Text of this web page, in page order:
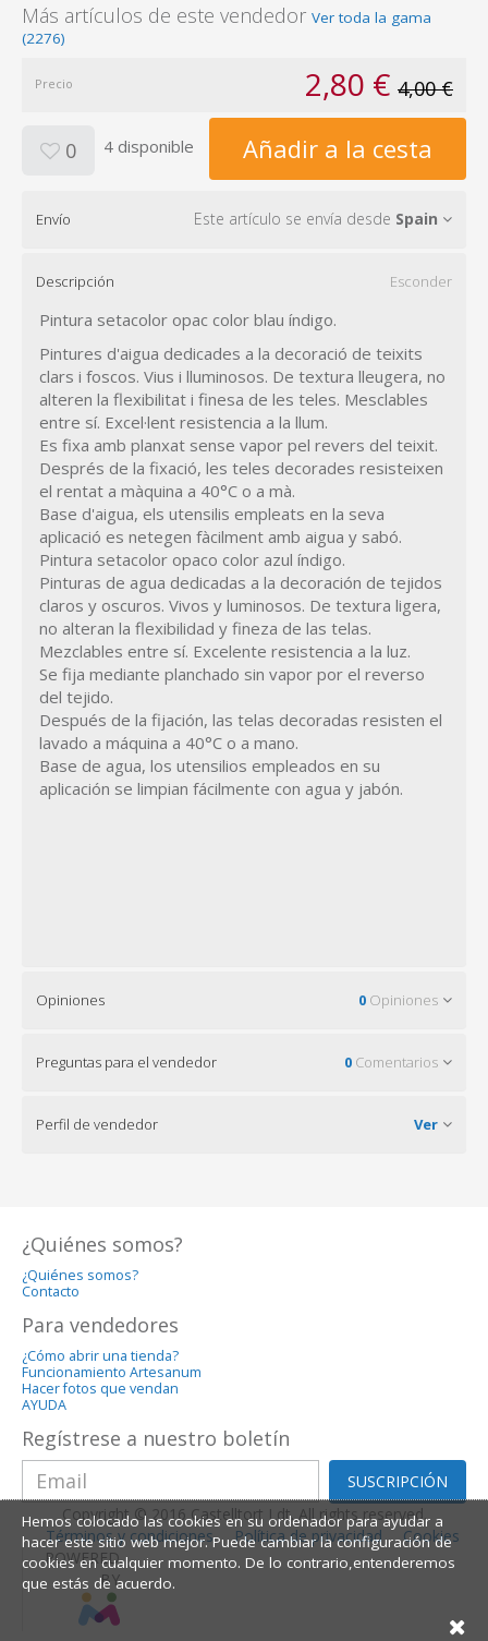
Más artículos de este vendedor Ver toda la gama
(2276)
Precio 2,80 € 4,00 €
0 4 disponible Añadir a la cesta
Envío Este artículo se envía desde Spain
Descripción Esconder
Pintura setacolor opac color blau índigo.
Pintures d'aigua dedicades a la decoració de teixits
clars i foscos. Vius i lluminosos. De textura lleugera, no
alteren la flexibilitat i finesa de les teles. Mesclables
entre sí. Excel·lent resistencia a la llum.
Es fixa amb planxat sense vapor pel revers del teixit.
Després de la fixació, les teles decorades resisteixen
el rentat a màquina a 40°C o a mà.
Base d'aigua, els utensilis empleats en la seva
aplicació es netegen fàcilment amb aigua y sabó.
Pintura setacolor opaco color azul índigo.
Pinturas de agua dedicadas a la decoración de tejidos
claros y oscuros. Vivos y luminosos. De textura ligera,
no alteran la flexibilidad y fineza de las telas.
Mezclables entre sí. Excelente resistencia a la luz.
Se fija mediante planchado sin vapor por el reverso
del tejido.
Después de la fijación, las telas decoradas resisten el
lavado a máquina a 40°C o a mano.
Base de agua, los utensilios empleados en su
aplicación se limpian fácilmente con agua y jabón.
Opiniones 0 Opiniones
Preguntas para el vendedor 0 Comentarios
Perfil de vendedor Ver
¿Quiénes somos?
¿Quiénes somos?
Contacto
Para vendedores
¿Cómo abrir una tienda?
Funcionamiento Artesanum
Hacer fotos que vendan
AYUDA
Regístrese a nuestro boletín
SUSCRIPCIÓN
Copyright © 2016 Castelltort Ldt. All rights reserved.
Términos y condiciones
Política de privacidad
Cookies
POWERED
BY
Hemos colocado las cookies en su ordenador para ayudar a
hacer este sitio web mejor. Puede cambiar la configuración de
cookies en cualquier momento. De lo contrario,entenderemos
que estás de acuerdo.